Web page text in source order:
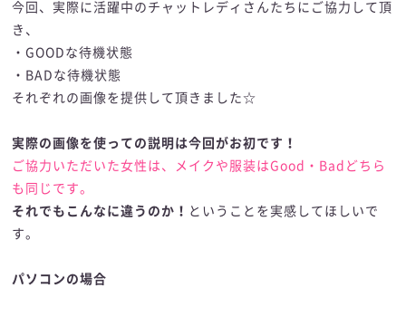
今回、実際に活躍中のチャットレディさんたちにご協力して頂
き、
・GOODな待機状態
・BADな待機状態
それぞれの画像を提供して頂きました☆
実際の画像を使っての説明は今回がお初です！
ご協力いただいた女性は、メイクや服装はGood・Badどちら
も同じです。
それでもこんなに違うのか！ ということを実感してほしいで
す。
パソコンの場合